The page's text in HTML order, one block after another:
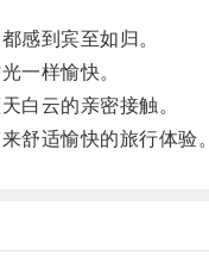
感到宾至如归。
一样愉快。
白云的亲密接触。
适愉快的旅行体验。